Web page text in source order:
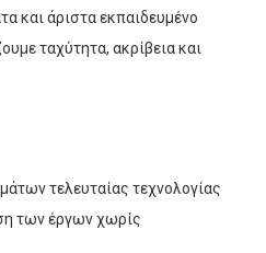
και άριστα εκπαιδευμένο
ταχύτητα, ακρίβεια και
τελευταίας τεχνολογίας
των έργων χωρίς